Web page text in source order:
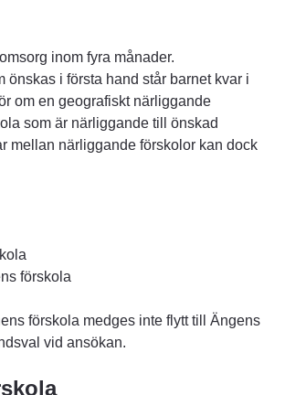
inom fyra månader.
önskas i första hand står barnet kvar i
om en geografiskt närliggande
som är närliggande till önskad
mellan närliggande förskolor kan dock
förskola
förskola medges inte flytt till Ängens
vid ansökan.